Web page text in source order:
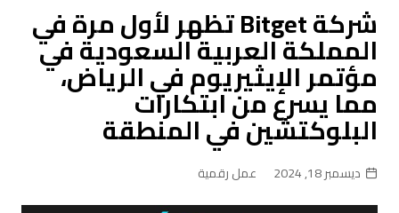
شركة Bitget تظهر لأول مرة في
المملكة العربية السعودية في
مؤتمر الإيثيريوم في الرياض،
مما يسرع من ابتكارات
البلوكتشين في المنطقة
ديسمبر 18, 2024 عمل رقمية